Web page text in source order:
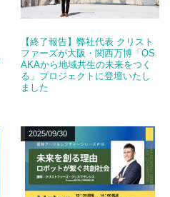
【終了報告】弊社代表 クリスト
ファーズが大阪・関西万博「OS
AKAから地域共生の未来をつく
る」プロジェクトに登壇いたし
ました
2025/09/30